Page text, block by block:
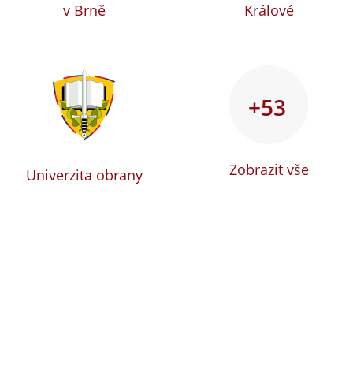
v Brně
Králové
Univerzita obrany
+53
Zobrazit vše